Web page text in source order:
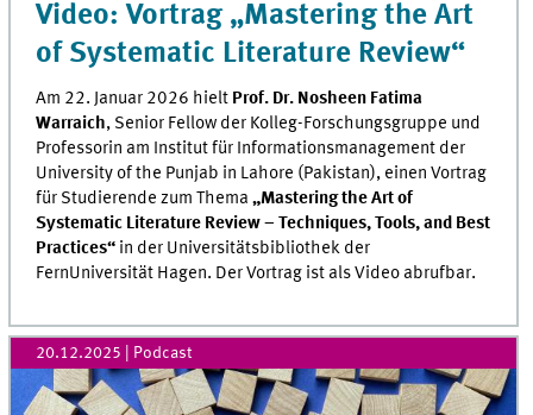
Video: Vortrag „Mastering the Art
of Systematic Literature Review“
Am 22. Januar 2026 hielt Prof. Dr. Nosheen Fatima
Warraich, Senior Fellow der Kolleg-Forschungsgruppe und
Professorin am Institut für Informationsmanagement der
University of the Punjab in Lahore (Pakistan), einen Vortrag
für Studierende zum Thema„Mastering the Art of
Systematic Literature Review – Techniques, Tools, and Best
Practices“ in der Universitätsbibliothek der
FernUniversität Hagen. Der Vortrag ist als Video abrufbar.
20.12.2025 | Podcast